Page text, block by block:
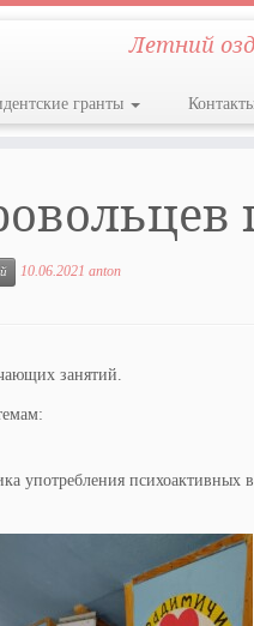
Летний
гранты
10.06.2021 anton
занятий.
употребления психоактивных